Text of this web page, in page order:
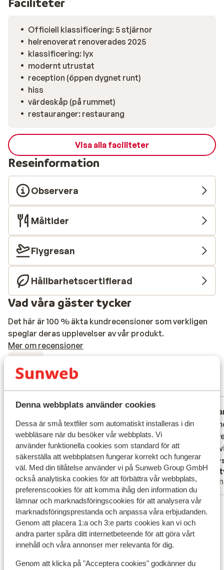
Denna webbplats använder cookies
Dessa är små textfiler som automatiskt installeras i din
webbläsare när du besöker vår webbplats. Vi
använder funktionella cookies som standard för att
säkerställa att webbplatsen fungerar korrekt och fungerar
väl. Med din tillåtelse använder vi på Sunweb Group GmbH
också analytiska cookies för att förbättra vår webbplats,
preferenscookies för att komma ihåg den information du
lämnar och marknadsföringscookies för att analysera vår
marknadsföringsprestanda och anpassa våra erbjudanden.
Genom att placera 1:a och 3:e parts cookies kan vi och
andra parter spåra ditt internetbeteende för att göra vårt
innehåll och våra annonser mer relevanta för dig.
Genom att klicka på "Acceptera cookies" godkänner du
Faciliteter
Officiell klassificering: 5 stjärnor
helrenoverat renoverades 2025
klassificering: lyx
modernt utrustat
reception (öppen dygnet runt)
hiss
värdeskåp (på rummet)
restauranger: restaurang
Visa alla faciliteter
Reseinformation
Observera
Måltider
Flygresan
Hållbarhetscertifierad
Vad våra gäster tycker
Det här är 100 % äkta kundrecensioner som verkligen
speglar deras upplevelser av vår produkt.
Mer om recensioner
9.1 9 omdömen
Mest bokad av partner
Fantastisk
Het hotel was zeker in orde!
Het hotel was zeker in orde!
Översätt till svenska
Anonym
Partner
Zeer
mooi
en
Zeer
mooi
en
Visa alla 9 omdömen
Läge